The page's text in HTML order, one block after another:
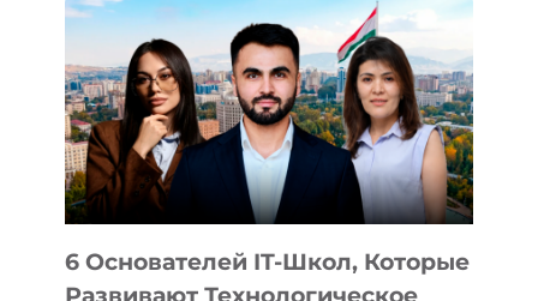
ВНЕШНЕГО
ВИДА
НОВОГО
УСТРОЙСТВА
ОТ
OPENAI
6 Основателей IT-Школ, Которые